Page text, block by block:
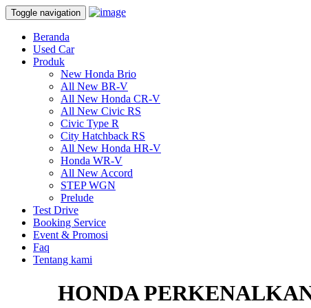
Toggle navigation
Beranda
Used Car
Produk
New Honda Brio
All New BR-V
All New Honda CR-V
All New Civic RS
Civic Type R
City Hatchback RS
All New Honda HR-V
Honda WR-V
All New Accord
STEP WGN
Prelude
Test Drive
Booking Service
Event & Promosi
Faq
Tentang kami
HONDA